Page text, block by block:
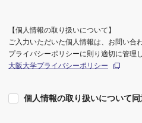
【個人情報の取り扱いについて】
ご入力いただいた個人情報は、お問い合
プライバシーポリシーに則り適切に管理し
大阪大学プライバシーポリシー
個人情報の取り扱いについて